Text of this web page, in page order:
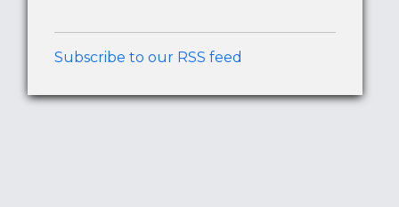
Subscribe to our RSS feed